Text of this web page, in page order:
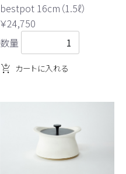
bestpot 16cm（1.5ℓ）
￥24,750
数量
カートに入れる